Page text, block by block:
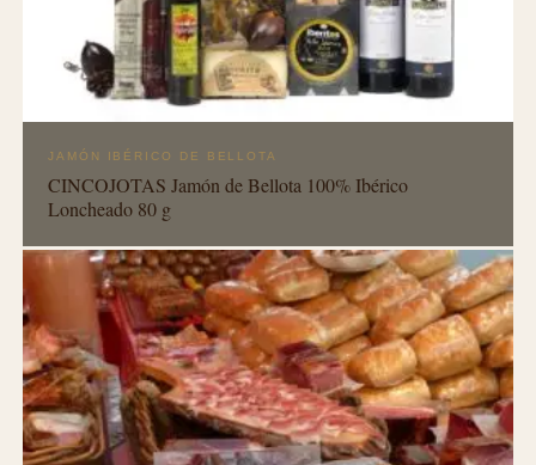
JAMÓN IBÉRICO DE BELLOTA
CINCOJOTAS Jamón de Bellota 100% Ibérico
Loncheado 80 g